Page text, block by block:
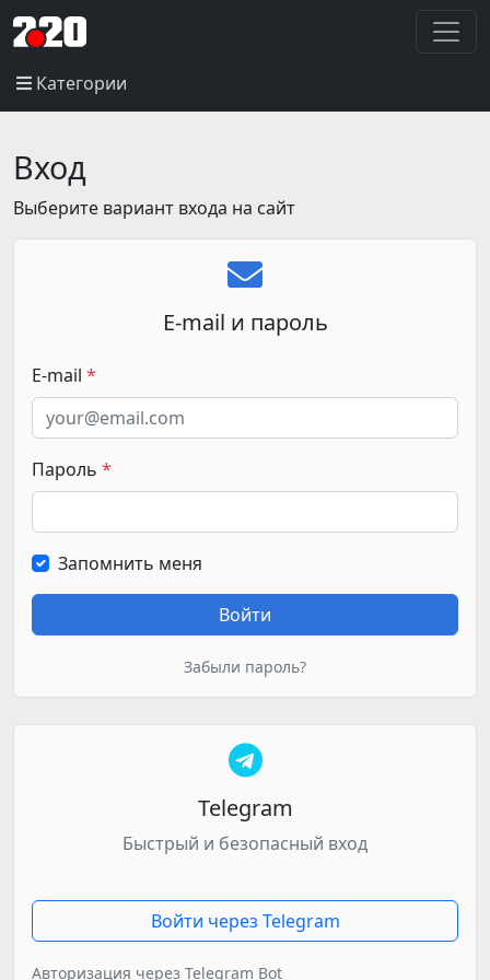
Категории
Вход
Выберите вариант входа на сайт
E-mail и пароль
E-mail
Пароль
Запомнить меня
Войти
Забыли пароль?
Telegram
Быстрый и безопасный вход
Войти через Telegram
Авторизация через Telegram Bot